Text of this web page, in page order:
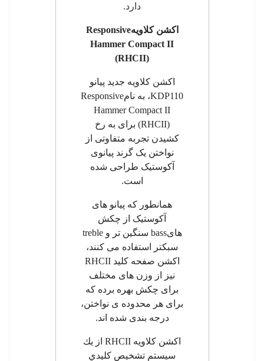
دارد.
اکشنکلاویهResponsive
Hammer Compact II
(RHCII)
اکشنکلاویه جدید پیانو
KDP110، به نامResponsive
Hammer Compact II
(RHCII) برای به رخ
کشیدن تجربه متفاوتی از
نواختن یک گرند پیانوی
آکوستیک طراحی شده
است.
همانطور که پیانو های
آکوستیک از چکش
هایbass سنگین تر وtreble
سبکتر استفاده می کنند،
اکشن صفحه کلیدRHCII
نیز از وزن های مختلف
برای چکش بهره برده که
برای هر محدوده ی نواختن،
درجه بندی شده اند.
اکشن کلاویه RHCII از يك
سيستم تشخيص كليدي